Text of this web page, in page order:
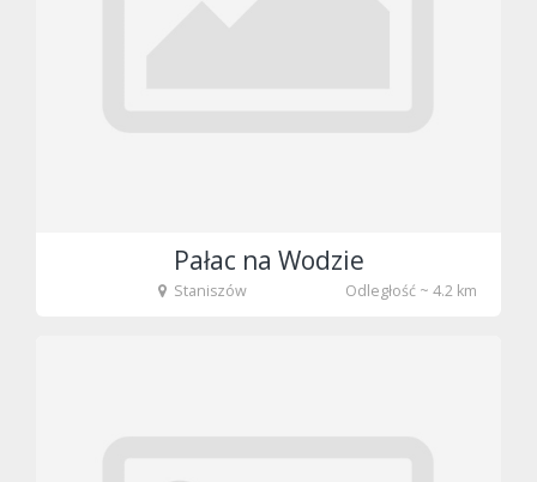
Pałac na Wodzie
Staniszów Odległość ~ 4.2 km